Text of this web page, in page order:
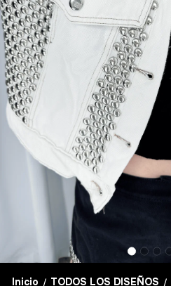
Inicio / TODOS LOS DISEÑOS /